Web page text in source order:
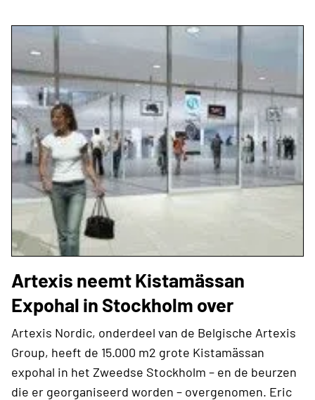
Artexis neemt Kistamässan
Expohal in Stockholm over
Artexis Nordic, onderdeel van de Belgische Artexis
Group, heeft de 15.000 m2 grote Kistamässan
expohal in het Zweedse Stockholm – en de beurzen
die er georganiseerd worden – overgenomen. Eric